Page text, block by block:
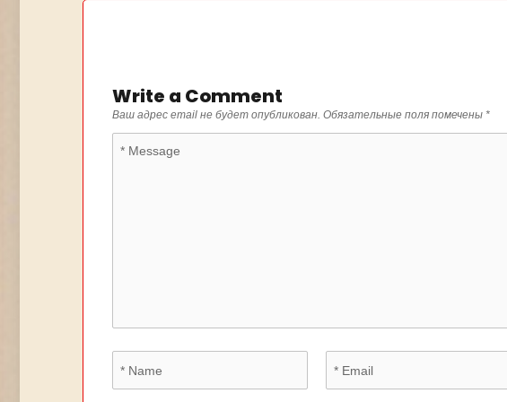
Write a Comment
Ваш адрес email не будет опубликован. Обязательные поля помечены *